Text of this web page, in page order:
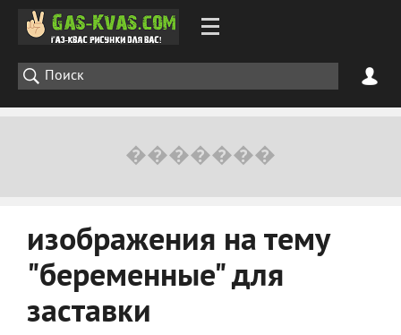
изображения на тему
"беременные" для
заставки